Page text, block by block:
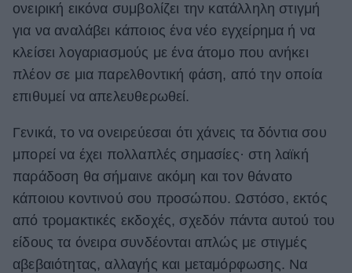
ονειρική εικόνα συμβολίζει την κατάλληλη στιγμή
για να αναλάβει κάποιος ένα νέο εγχείρημα ή να
κλείσει λογαριασμούς με ένα άτομο που ανήκει
πλέον σε μια παρελθοντική φάση, από την οποία
επιθυμεί να απελευθερωθεί.
Γενικά, το να ονειρεύεσαι ότι χάνεις τα δόντια σου
μπορεί να έχει πολλαπλές σημασίες· στη λαϊκή
παράδοση θα σήμαινε ακόμη και τον θάνατο
κάποιου κοντινού σου προσώπου. Ωστόσο, εκτός
από τρομακτικές εκδοχές, σχεδόν πάντα αυτού του
είδους τα όνειρα συνδέονται απλώς με στιγμές
αβεβαιότητας, αλλαγής και μεταμόρφωσης. Να